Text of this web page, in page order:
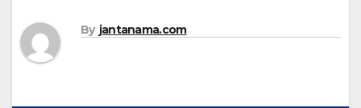
By jantanama.com